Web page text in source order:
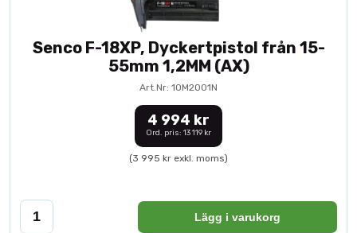
Senco F-18XP, Dyckertpistol från 15-
55mm 1,2MM (AX)
Art.Nr: 10M2001N
4 994 kr
Ord. pris: 13 119 kr
(3 995 kr exkl. moms)
Lägg i varukorg